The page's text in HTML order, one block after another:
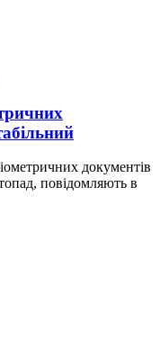
документів
повідомляють в